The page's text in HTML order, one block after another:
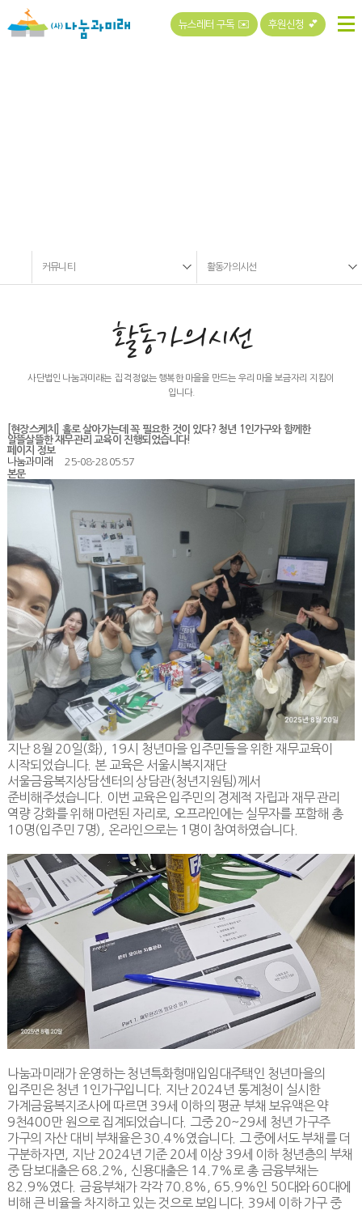
뉴스레터 구독 ✉️ 후원신청 💕
커뮤니티 활동가의시선
활동가의시선
사단법인 나눔과미래는 집 걱정없는 행복한 마을을 만드는 우리 마을 보금자리 지킴이
입니다.
[현장스케치] 홀로 살아가는데 꼭 필요한 것이 있다? 청년 1인가구와 함께한
알뜰살뜰한 재무관리 교육이 진행되었습니다!
페이지 정보
나눔과미래
25-08-28 05:57
본문
지난 8월 20일(화), 19시 청년마을 입주민들을 위한 재무교육이
시작되었습니다. 본 교육은 서울시복지재단
서울금융복지상담센터의 상담관(청년지원팀)께서
준비해주셨습니다.
이번 교육은 입주민의 경제적 자립과 재무 관리
역량 강화를 위해 마련된 자리로
오프라인에는 실무자를 포함해 총
10명(입주민 7명), 온라인으로는 1 명이 참여하였습니다.
나눔과미래가 운영하는 청년특화형매입임대주택인 청년마을의
입주민은 청년 1 인가구입니다. 지난2024년 통계청이 실시한
가계금융복지조사에 따르면 39세 이하의 평균 부채 보유액은 약
9천400만 원으로 집계되었습니다. 그중20~29세 청년 가구주
가구의 자산 대비 부채율은30.4%였습니다.
그 중에서도 부채를 더
구분하자면
지난 2024년 기준 20세 이상 39세 이하 청년층의 부채
중 담보대출은68.2%, 신용대출은 14.7% 로 총 금융부채는
82.9%였다. 금융부채가 각각70.8%, 65.9%인 50대와60대에
비해 큰 비율을 차지하고 있는 것으로 보입니다. 39세 이하 가구 중